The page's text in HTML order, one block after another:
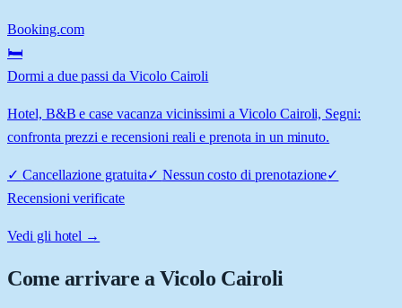
Booking.com
🛏️
Dormi a due passi da Vicolo Cairoli
Hotel, B&B e case vacanza vicinissimi a Vicolo Cairoli, Segni:
confronta prezzi e recensioni reali e prenota in un minuto.
✓ Cancellazione gratuita✓ Nessun costo di prenotazione✓
Recensioni verificate
Vedi gli hotel →
Come arrivare aVicolo Cairoli